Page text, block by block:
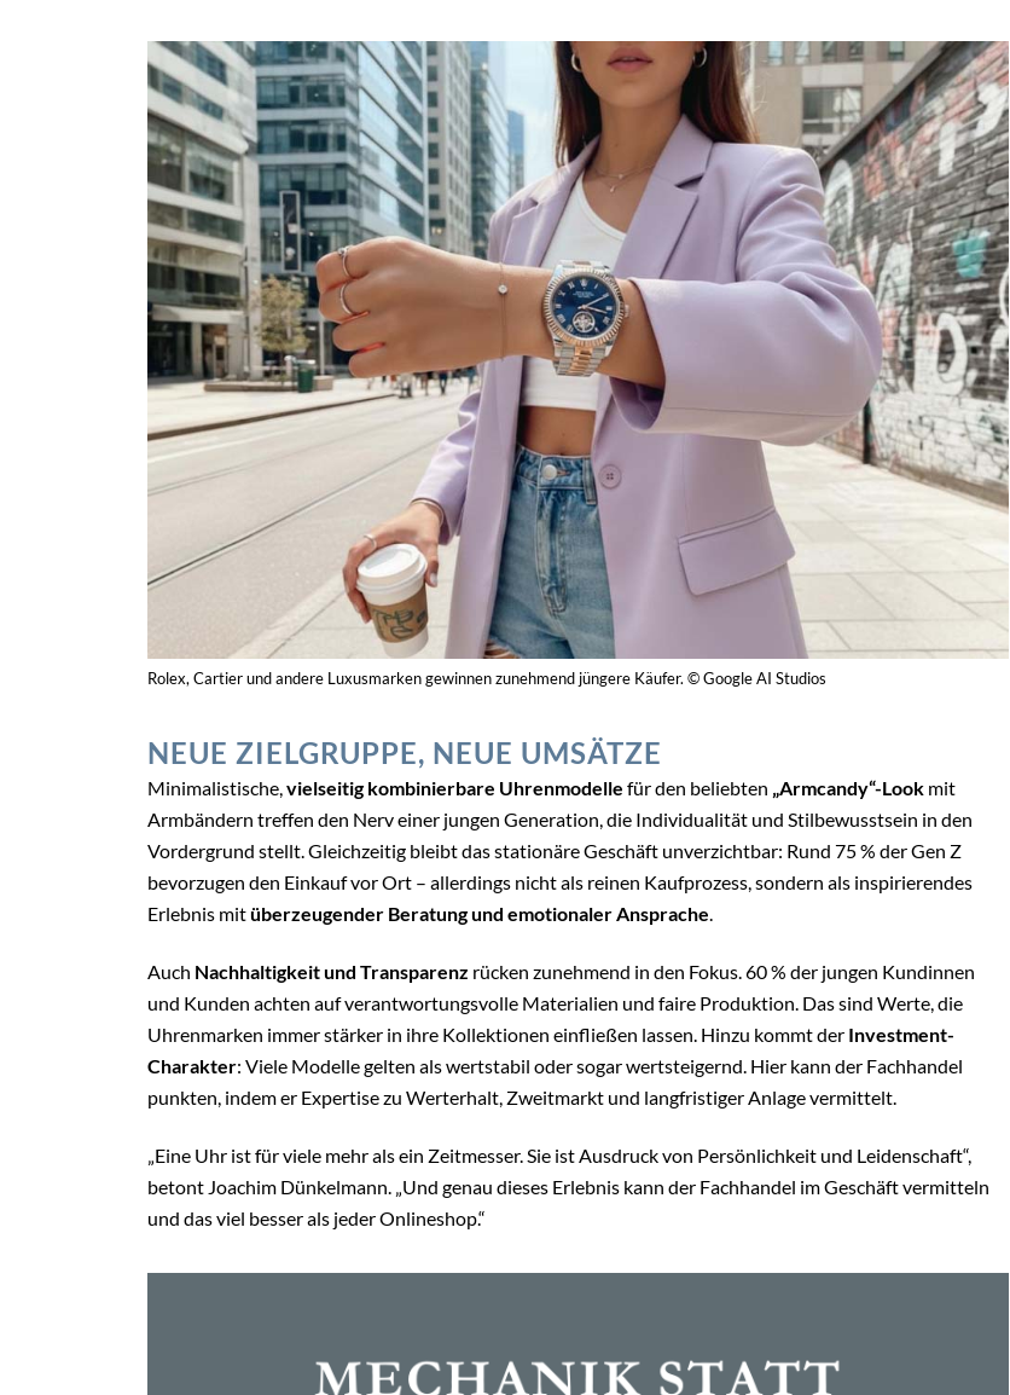
Rolex, Cartier und andere Luxusmarken gewinnen zunehmend jüngere Käufer. © Google AI Studios
NEUE ZIELGRUPPE, NEUE UMSÄTZE
Minimalistische, vielseitig kombinierbare Uhrenmodelle für den beliebten „Armcandy“-Look mit
Armbändern treffen den Nerv einer jungen Generation, die Individualität und Stilbewusstsein in den
Vordergrund stellt. Gleichzeitig bleibt das stationäre Geschäft unverzichtbar: Rund 75 % der Gen Z
bevorzugen den Einkauf vor Ort – allerdings nicht als reinen Kaufprozess, sondern als inspirierendes
Erlebnis mitüberzeugender Beratung und emotionaler Ansprache
Auch Nachhaltigkeit und Transparenz rücken zunehmend in den Fokus. 60 % der jungen Kundinnen
und Kunden achten auf verantwortungsvolle Materialien und faire Produktion. Das sind Werte, die
Uhrenmarken immer stärker in ihre Kollektionen einfließen lassen. Hinzu kommt der Investment-
Charakter: Viele Modelle gelten als wertstabil oder sogar wertsteigernd. Hier kann der Fachhandel
punkten, indem er Expertise zu Werterhalt, Zweitmarkt und langfristiger Anlage vermittelt.
„Eine Uhr ist für viele mehr als ein Zeitmesser. Sie ist Ausdruck von Persönlichkeit und Leidenschaft“,
betont Joachim Dünkelmann. „Und genau dieses Erlebnis kann der Fachhandel im Geschäft vermitteln
und das viel besser als jeder Onlineshop.“